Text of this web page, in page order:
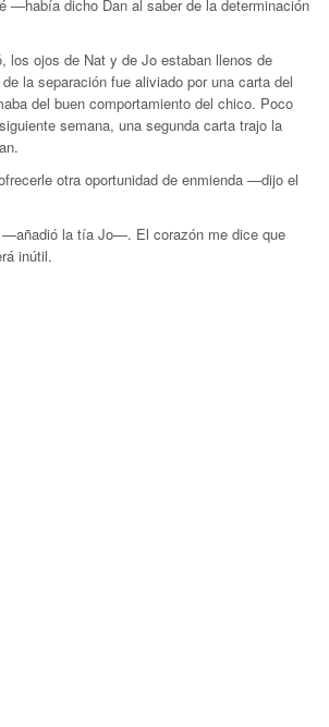
—había dicho Dan al saber de la determinación
los ojos de Nat y de Jo estaban llenos de
la separación fue aliviado por una carta del
del buen com­portamiento del chico. Poco
semana, una segunda carta trajo la
otra oportunidad de en­mienda —dijo el
la tía Jo—. El corazón me dice que
inútil.